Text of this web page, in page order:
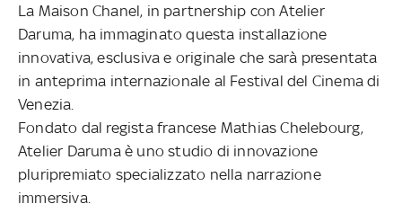
La Maison Chanel, in partnership con Atelier
Daruma, ha immaginato questa installazione
innovativa, esclusiva e originale che sarà presentata
in anteprima internazionale al Festival del Cinema di
Venezia.
Fondato dal regista francese Mathias Chelebourg,
Atelier Daruma è uno studio di innovazione
pluripremiato specializzato nella narrazione
immersiva.